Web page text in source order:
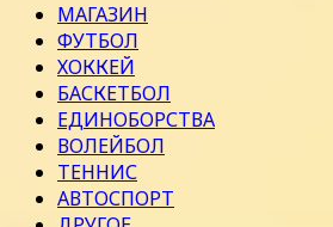
МАГАЗИН
ФУТБОЛ
ХОККЕЙ
БАСКЕТБОЛ
ЕДИНОБОРСТВА
ВОЛЕЙБОЛ
ТЕННИС
АВТОСПОРТ